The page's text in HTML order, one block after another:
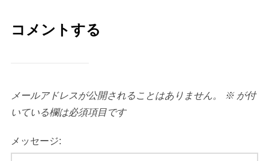
コメントする
メールアドレスが公開されることはありません。 ※が付
いている欄は必須項目です
メッセージ: